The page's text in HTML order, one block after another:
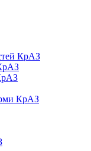
КрАЗ
КрАЗ